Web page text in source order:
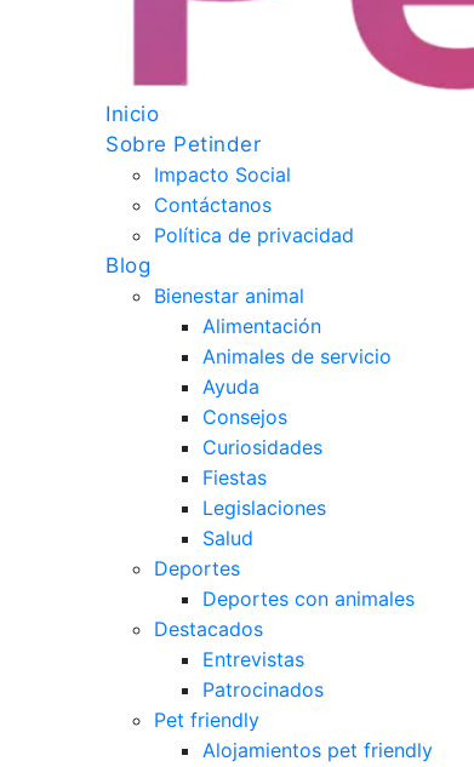
Inicio
Sobre Petinder
Impacto Social
Contáctanos
Política de privacidad
Blog
Bienestar animal
Alimentación
Animales de servicio
Ayuda
Consejos
Curiosidades
Fiestas
Legislaciones
Salud
Deportes
Deportes con animales
Destacados
Entrevistas
Patrocinados
Pet friendly
Alojamientos pet friendly